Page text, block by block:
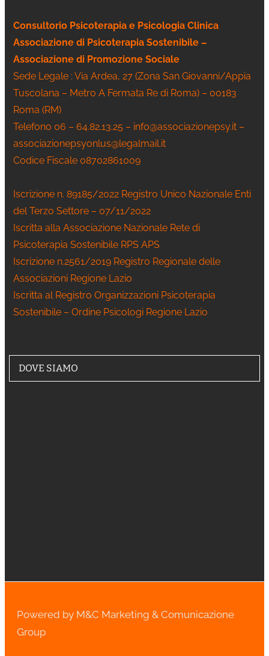
Consultorio Psicoterapia e Psicologia Clinica
Associazione di Psicoterapia Sostenibile –
Associazione di Promozione Sociale
Sede Legale : Via Ardea, 27 (Zona San Giovanni/Appia
Tuscolana – Metro A Fermata Re di Roma) – 00183
Roma (RM)
Telefono 06 – 64.82.13.25 – info@associazionepsy.it –
associazionepsyonlus@legalmail.it
Codice Fiscale 08702861009
Iscrizione n. 89185/2022 Registro Unico Nazionale Enti
del Terzo Settore – 07/11/2022
Iscritta alla Associazione Nazionale Rete di
Psicoterapia Sostenibile RPS APS
Iscrizione n.2561/2019 Registro Regionale delle
Associazioni Regione Lazio
Iscritta al Registro Organizzazioni Psicoterapia
Sostenibile – Ordine Psicologi Regione Lazio
DOVE SIAMO
Powered by M&C Marketing & Comunicazione
Group